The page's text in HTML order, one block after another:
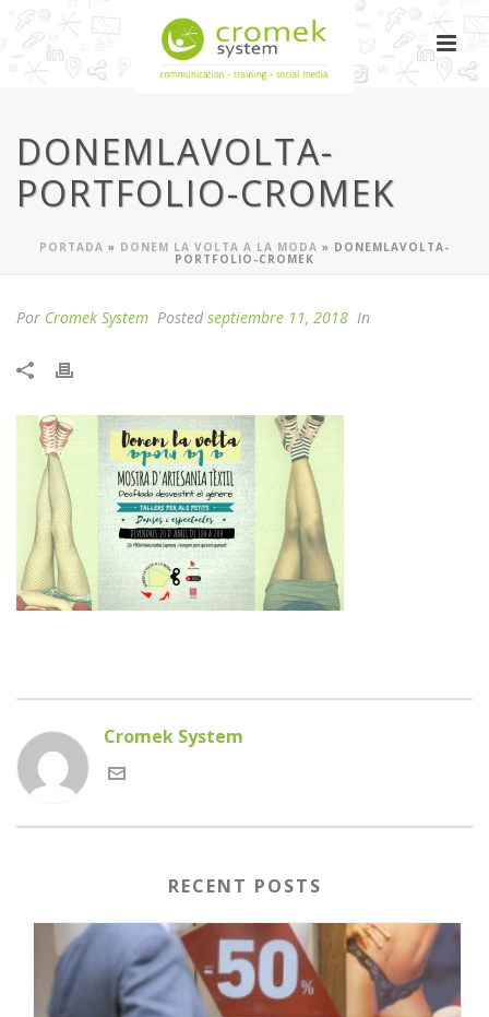
DONEMLAVOLTA-
PORTFOLIO-CROMEK
PORTADA » DONEM LA VOLTA A LA MODA » DONEMLAVOLTA-
PORTFOLIO-CROMEK
Por Cromek System Posted septiembre 11, 2018 In
Cromek System
RECENT POSTS